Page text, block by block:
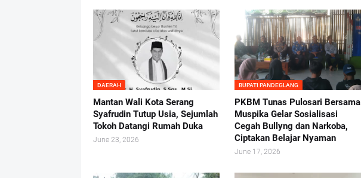
DAERAH
Mantan Wali Kota Serang
Syafrudin Tutup Usia, Sejumlah
Tokoh Datangi Rumah Duka
June 23, 2026
BUPATI PANDEGLANG
PKBM Tunas Pulosari Bersama
Muspika Gelar Sosialisasi
Cegah Bullyng dan Narkoba,
Ciptakan Belajar Nyaman
June 17, 2026